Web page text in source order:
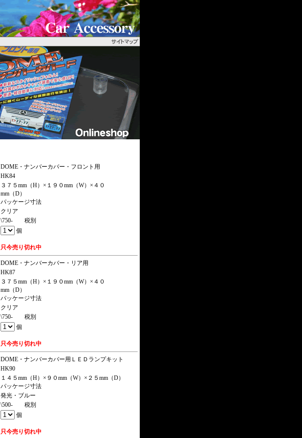
DOME・ナンバーカバー・フロント用
HK84
３７５mm（H）×１９０mm（W）×４０
mm（D）
パッケージ寸法
クリア
\750- 税別
個
只今売り切れ中
DOME・ナンバーカバー・リア用
HK87
３７５mm（H）×１９０mm（W）×４０
mm（D）
パッケージ寸法
クリア
\750- 税別
個
只今売り切れ中
DOME・ナンバーカバー用ＬＥＤランプキット
HK90
１４５mm（H）×９０mm（W）×２５mm（D）
パッケージ寸法
発光・ブルー
\500- 税別
個
只今売り切れ中